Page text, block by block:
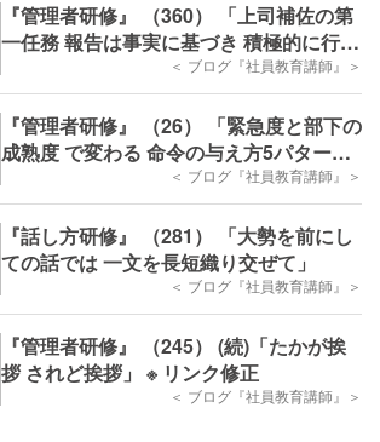
『管理者研修』 （360） 「上司補佐の第
一任務 報告は事実に基づき 積極的に行お
＜ ブログ『社員教育講師』＞
『管理者研修』 （26） 「緊急度と部下の
成熟度 で変わる 命令の与え方5パター
＜ ブログ『社員教育講師』＞
『話し方研修』 （281） 「大勢を前にし
ての話では 一文を長短織り交ぜて」
＜ ブログ『社員教育講師』＞
『管理者研修』 （245） (続)「たかが挨
拶 されど挨拶」 ※ リンク修正
＜ ブログ『社員教育講師』＞